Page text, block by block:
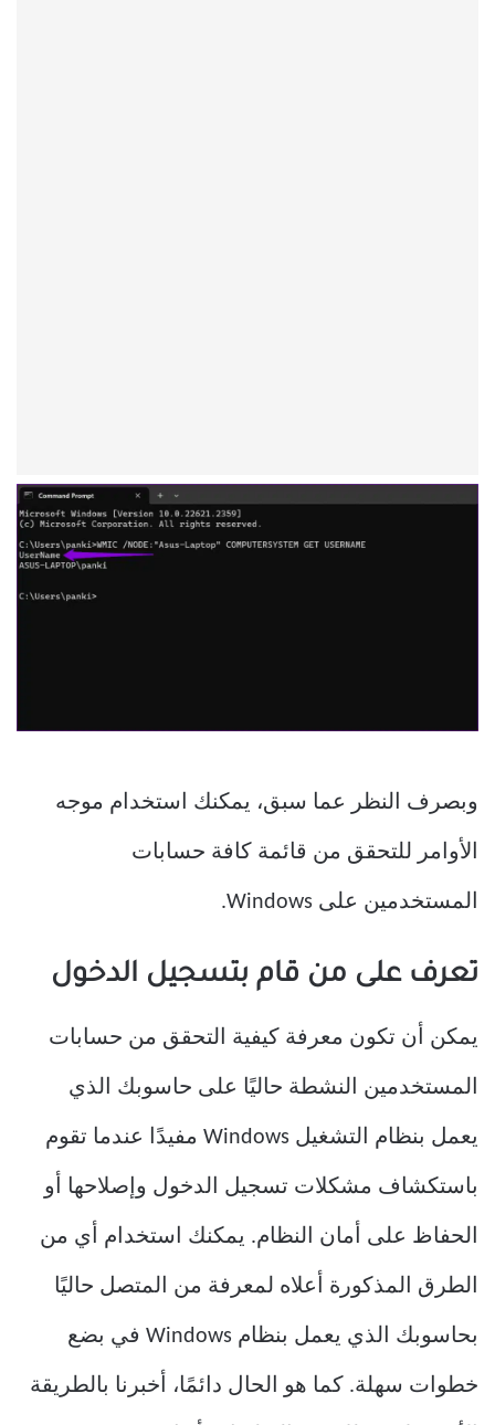
وبصرف النظر عما سبق، يمكنك استخدام موجه
الأوامر للتحقق من قائمة كافة حسابات
المستخدمين على Windows.
تعرف على من قام بتسجيل الدخول
يمكن أن تكون معرفة كيفية التحقق من حسابات
المستخدمين النشطة حاليًا على حاسوبك الذي
يعمل بنظام التشغيل Windows مفيدًا عندما تقوم
باستكشاف مشكلات تسجيل الدخول وإصلاحها أو
الحفاظ على أمان النظام. يمكنك استخدام أي من
الطرق المذكورة أعلاه لمعرفة من المتصل حاليًا
بحاسوبك الذي يعمل بنظام Windows في بضع
خطوات سهلة. كما هو الحال دائمًا، أخبرنا بالطريقة